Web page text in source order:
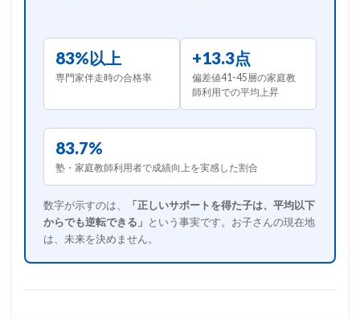
83%以上
専門家伴走時の合格率
+13.3点
偏差値41-45層の家庭教
師利用での平均上昇
83.7%
塾・家庭教師利用者で成績向上を実感した割合
数字が示すのは、
「正しいサポートを得た子は、平均以下
からでも逆転できる」 という事実です。お子さんの現在地
は、未来を決めません。